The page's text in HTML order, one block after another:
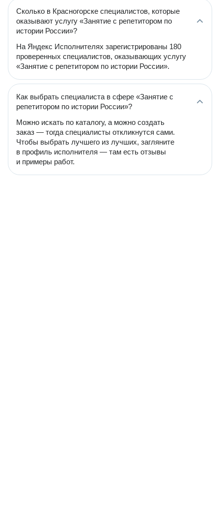
Сколько в Красногорске специалистов, которые
оказывают услугу «Занятие с репетитором по
истории России»?
На Яндекс Исполнителях зарегистрированы 180
проверенных специалистов, оказывающих услугу
«Занятие с репетитором по истории России».
Как выбрать специалиста в сфере «Занятие с
репетитором по истории России»?
Можно искать по каталогу, а можно создать
заказ — тогда специалисты откликнутся сами.
Чтобы выбрать лучшего из лучших, загляните
в профиль исполнителя — там есть отзывы
и примеры работ.